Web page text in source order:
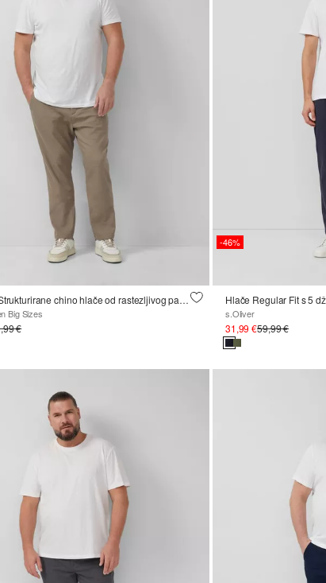
Phoenix: Strukturirane chino hlače od rastezljivog pamuka
Big Sizes
€
-46%
Hlače Regular Fit s 5
s.Oliver
31,99 €59,99 €